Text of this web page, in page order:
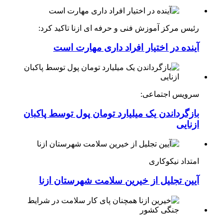
رئیس مرکز آموزش فنی و حرفه ای ازنا تاکید کرد:
آینده در اختیار افراد داری مهارت است
سرویس اجتماعی:
بازگرداندن یک میلیارد تومان پول توسط پاکبان
ازنایی
امتداد نیکوکاری
آیین تجلیل از خیرین سلامت شهرستان ازنا